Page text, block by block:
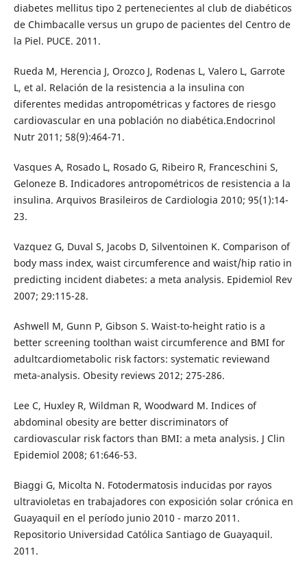
diabetes mellitus tipo 2 pertenecientes al club de diabéticos
de Chimbacalle versus un grupo de pacientes del Centro de
la Piel. PUCE. 2011.
Rueda M, Herencia J, Orozco J, Rodenas L, Valero L, Garrote
L, et al. Relación de la resistencia a la insulina con
diferentes medidas antropométricas y factores de riesgo
cardiovascular en una población no diabética.Endocrinol
Nutr 2011; 58(9):464-71.
Vasques A, Rosado L, Rosado G, Ribeiro R, Franceschini S,
Geloneze B. Indicadores antropométricos de resistencia a la
insulina. Arquivos Brasileiros de Cardiologia 2010; 95(1):14-
23.
Vazquez G, Duval S, Jacobs D, Silventoinen K. Comparison of
body mass index, waist circumference and waist/hip ratio in
predicting incident diabetes: a meta analysis. Epidemiol Rev
2007; 29:115-28.
Ashwell M, Gunn P, Gibson S. Waist-to-height ratio is a
better screening toolthan waist circumference and BMI for
adultcardiometabolic risk factors: systematic reviewand
meta-analysis. Obesity reviews 2012; 275-286.
Lee C, Huxley R, Wildman R, Woodward M. Indices of
abdominal obesity are better discriminators of
cardiovascular risk factors than BMI: a meta analysis. J Clin
Epidemiol 2008; 61:646-53.
Biaggi G, Micolta N. Fotodermatosis inducidas por rayos
ultravioletas en trabajadores con exposición solar crónica en
Guayaquil en el período junio 2010 - marzo 2011.
Repositorio Universidad Católica Santiago de Guayaquil.
2011.